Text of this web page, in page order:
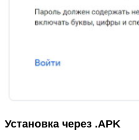
Установка через .APK